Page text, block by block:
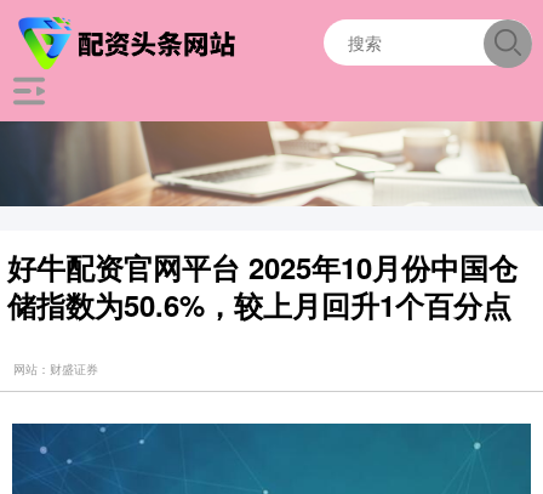
好牛配资官网平台 2025年10月份中国仓
储指数为50.6%，较上月回升1个百分点
网站：财盛证券